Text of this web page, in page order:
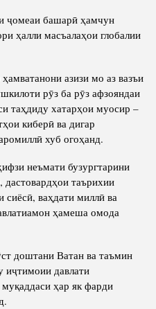
ҷомеаи башарӣ ҳамчун
ҳалли масъалаҳои глобалии
азизи мо аз вазъи
рӯз ба рӯз афзояндаи
таҳдиду хатарҳои муосир –
киберӣ ва дигар
хуб огоҳанд.
неъмати бузургтарини
дастовардҳои таърихии
сиёсӣ, ваҳдати миллӣ ва
ҳамеша омода
доштани Ватан ва таъмин
иҷтимоии давлати
ҳар як фарди